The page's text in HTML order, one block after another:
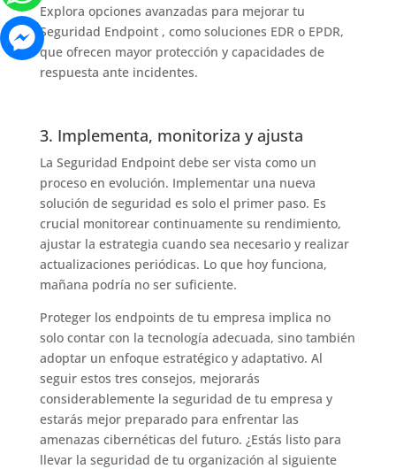
Explora opciones avanzadas para mejorar tu
Seguridad Endpoint , como soluciones EDR o EPDR,
que ofrecen mayor protección y capacidades de
respuesta ante incidentes.
3. Implementa, monitoriza y ajusta
La Seguridad Endpoint debe ser vista como un
proceso en evolución. Implementar una nueva
solución de seguridad es solo el primer paso. Es
crucial monitorear continuamente su rendimiento,
ajustar la estrategia cuando sea necesario y realizar
actualizaciones periódicas. Lo que hoy funciona,
mañana podría no ser suficiente.
Proteger los endpoints de tu empresa implica no
solo contar con la tecnología adecuada, sino también
adoptar un enfoque estratégico y adaptativo. Al
seguir estos tres consejos, mejorarás
considerablemente la seguridad de tu empresa y
estarás mejor preparado para enfrentar las
amenazas cibernéticas del futuro. ¿Estás listo para
llevar la seguridad de tu organización al siguiente